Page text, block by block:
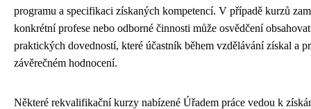
programu a specifikaci získaných kompetencí. V případě kurzů
konkrétní profese nebo odborné činnosti může osvědčení
praktických dovedností, které účastník během vzdělávání získal a
závěrečném hodnocení.
Některé rekvalifikační kurzy nabízené Úřadem práce vedou k